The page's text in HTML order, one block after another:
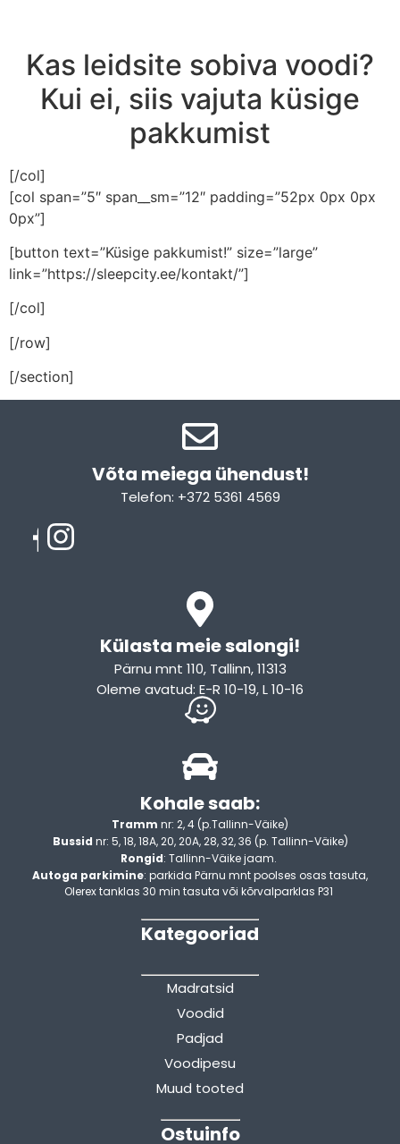
Kas leidsite sobiva voodi?
Kui ei, siis vajuta küsige
pakkumist
[/col]
[col span=”5″ span__sm=”12″ padding=”52px 0px 0px
0px”]
[button text=”Küsige pakkumist!” size=”large”
link=”https://sleepcity.ee/kontakt/”]
[/col]
[/row]
[/section]
Võta meiega ühendust!​
Telefon: +372 5361 4569
Külasta meie salongi!
Pärnu mnt 110, Tallinn, 11313
Oleme avatud: E-R 10-19, L 10-16
Kohale saab:
Tramm nr: 2, 4 (p.Tallinn-Väike)
Bussid nr: 5, 18, 18A, 20, 20A, 28, 32, 36 (p. Tallinn-Väike)
Rongid: Tallinn-Väike jaam.
Autoga parkimine: parkida Pärnu mnt poolses osas tasuta,
Olerex tanklas 30 min tasuta või kõrvalparklas P31
Kategooriad
Madratsid
Voodid
Padjad
Voodipesu
Muud tooted
Ostuinfo